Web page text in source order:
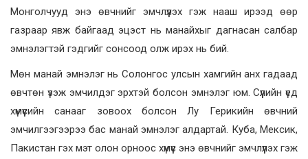
Монголчууд энэ өвчнийг эмчлүүлэх гэж нааш ирээд өөр
газраар явж байгаад эцэст нь манайхыг дагнасан салбар
эмнэлэгтэй гэдгийг сонсоод олж ирэх нь бий.
Мөн манай эмнэлэг нь Солонгос улсын хамгийн анх гадаад
өвчтөн үзэж эмчилдэг эрхтэй болсон эмнэлэг юм. Сүүлийн үед
хүмүүсийн санааг зовоох болсон Лу Герикийн өвчний
эмчилгээгээрээ бас манай эмнэлэг алдартай. Куба, Мексик,
Пакистан гэх мэт олон орноос хүмүүс энэ өвчнийг эмчлүүлэх гэж